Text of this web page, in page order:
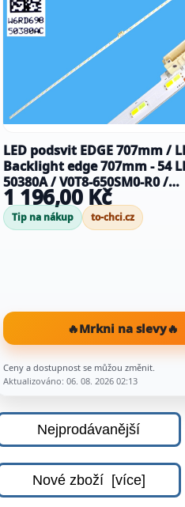
LED podsvit EDGE 707mm /
Backlight edge 707mm - 54 LED
50380A / V0T8-650SM0-R0 /
BN9650380AC
1 196,00 Kč
Tip na nákup to-chci.cz
🔥Mrkni na slevy🔥
Ceny a dostupnost se můžou změnit.
Aktualizováno: 06. 08. 2026 02:13
Nejprodávanější
Nové zboží [více]